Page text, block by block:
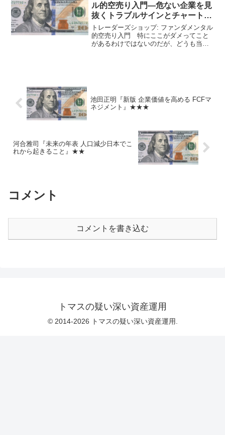
ル的空売り入門―危ない企業を見
抜くトラブルサインとチャートテ
クニック』★★
トレーダーズショップ: ファンダメンタル
的空売り入門 特にここがダメってこと
があるわけではないのだが、どうも当た
池田正明『新版 企業価値を高める FCFマ
ネジメント』★★★
河合雅司『未来の年表 人口減少日本でこ
れから起きること』★★
コメント
コメントを書き込む
トマスの疑い深い資産運用
© 2014-2026 トマスの疑い深い資産運用.